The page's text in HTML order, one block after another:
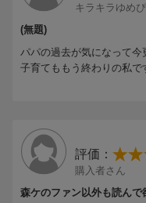
キラキラゆめ
(無題)
パパの過去が気になって今
子育てももう終わりの私
評価：
購入者さん
森ケのファン以外も読んで